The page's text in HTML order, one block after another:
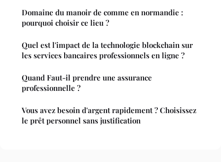
Domaine du manoir de comme en normandie :
pourquoi choisir ce lieu ?
Quel est l'impact de la technologie blockchain sur
les services bancaires professionnels en ligne ?
Quand Faut-il prendre une assurance
professionnelle ?
Vous avez besoin d'argent rapidement ? Choisissez
le prêt personnel sans justification